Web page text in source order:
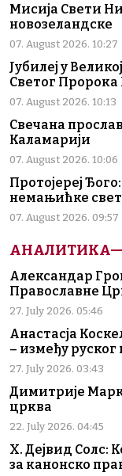
Мисија Свети
новозеландске
07. August 2026. 10:27
Јубилеј у
Светог Пророка
07. August 2026. 10:13
Свечана
Каламарији
07. August 2026. 10:06
Протојереј
немањићке
07. August 2026. 09:57
АНАЛИТИКА
Александар
Православне
27. July 2026. 05:46
Анастасја
– између
27. July 2026. 03:43
Димитрије
црква
22. July 2026. 04:45
Х. Дејвид Солс:
за канонско